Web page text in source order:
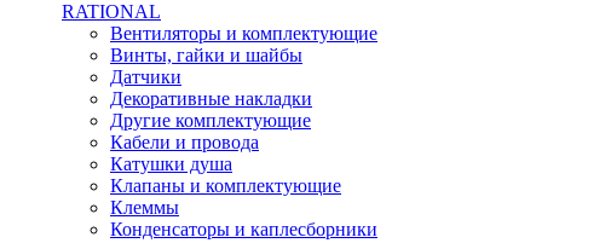
RATIONAL
Вентиляторы и комплектующие
Винты, гайки и шайбы
Датчики
Декоративные накладки
Другие комплектующие
Кабели и провода
Катушки душа
Клапаны и комплектующие
Клеммы
Конденсаторы и каплесборники